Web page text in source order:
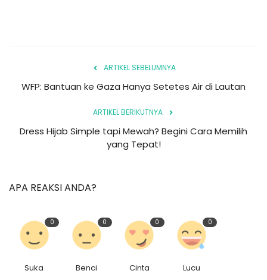
ARTIKEL SEBELUMNYA
WFP: Bantuan ke Gaza Hanya Setetes Air di Lautan
ARTIKEL BERIKUTNYA
Dress Hijab Simple tapi Mewah? Begini Cara Memilih
yang Tepat!
APA REAKSI ANDA?
0
Suka
0
Benci
0
Cinta
0
Lucu